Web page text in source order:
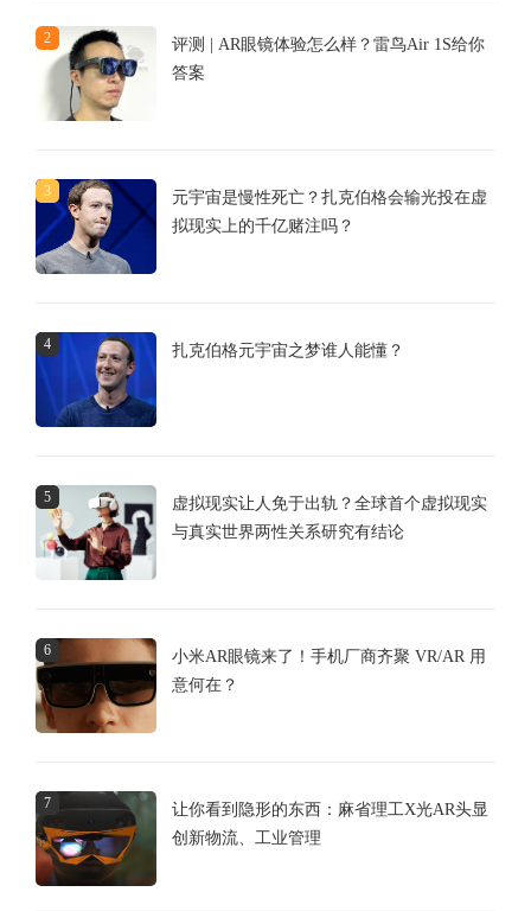
2
评测 | AR眼镜体验怎么样？雷鸟Air 1S给你
答案
3
元宇宙是慢性死亡？扎克伯格会输光投在虚
拟现实上的千亿赌注吗？
4 扎克伯格元宇宙之梦谁人能懂？
5
虚拟现实让人免于出轨？全球首个虚拟现实
与真实世界两性关系研究有结论
6
小米AR眼镜来了！手机厂商齐聚 VR/AR 用
意何在？
7
让你看到隐形的东西：麻省理工X光AR头显
创新物流、工业管理